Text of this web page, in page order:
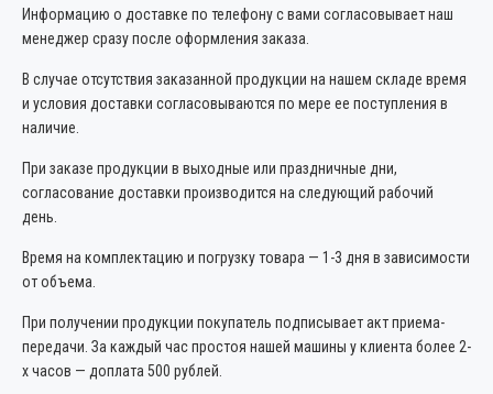
Информацию о доставке по телефону с вами согласовывает наш
менеджер сразу после оформления заказа.
В случае отсутствия заказанной продукции на нашем складе время
и условия доставки согласовываются по мере ее поступления в
наличие.
При заказе продукции в выходные или праздничные дни,
согласование доставки производится на следующий рабочий
день.
Время на комплектацию и погрузку товара — 1-3 дня в зависимости
от объема.
При получении продукции покупатель подписывает акт приема-
передачи. За каждый час простоя нашей машины у клиента более 2-
х часов — доплата 500 рублей.